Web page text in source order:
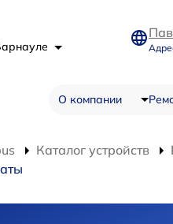
О компании
Каталог устройств